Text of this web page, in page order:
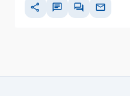
share chat forum mail